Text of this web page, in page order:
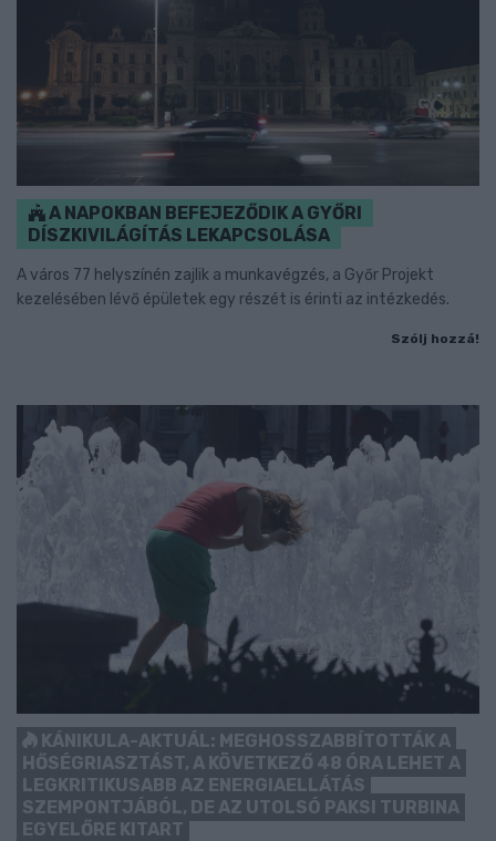
A NAPOKBAN BEFEJEZŐDIK A GYŐRI
DÍSZKIVILÁGÍTÁS LEKAPCSOLÁSA
A város 77 helyszínén zajlik a munkavégzés, a Győr Projekt
kezelésében lévő épületek egy részét is érinti az intézkedés.
Szólj hozzá!
KÁNIKULA-AKTUÁL: MEGHOSSZABBÍTOTTÁK A
HŐSÉGRIASZTÁST, A KÖVETKEZŐ 48 ÓRA LEHET A
LEGKRITIKUSABB AZ ENERGIAELLÁTÁS
SZEMPONTJÁBÓL, DE AZ UTOLSÓ PAKSI TURBINA
EGYELŐRE KITART